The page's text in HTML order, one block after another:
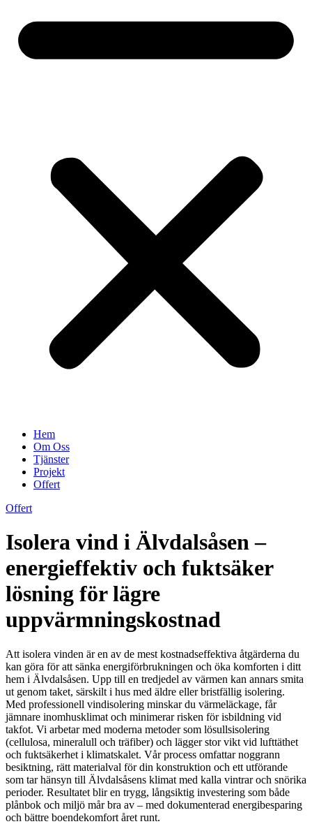
Hem
Om Oss
Tjänster
Projekt
Offert
Offert
Isolera vind i Älvdalsåsen –
energieffektiv och fuktsäker
lösning för lägre
uppvärmningskostnad
Att isolera vinden är en av de mest kostnadseffektiva åtgärderna du
kan göra för att sänka energiförbrukningen och öka komforten i ditt
hem i Älvdalsåsen. Upp till en tredjedel av värmen kan annars smita
ut genom taket, särskilt i hus med äldre eller bristfällig isolering.
Med professionell vindisolering minskar du värmeläckage, får
jämnare inomhusklimat och minimerar risken för isbildning vid
takfot. Vi arbetar med moderna metoder som lösullsisolering
(cellulosa, mineralull och träfiber) och lägger stor vikt vid lufttäthet
och fuktsäkerhet i klimatskalet. Vår process omfattar noggrann
besiktning, rätt materialval för din konstruktion och ett utförande
som tar hänsyn till Älvdalsåsens klimat med kalla vintrar och snörika
perioder. Resultatet blir en trygg, långsiktig investering som både
plånbok och miljö mår bra av – med dokumenterad energibesparing
och bättre boendekomfort året runt.